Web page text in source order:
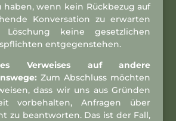
wenn kein Rückbezug auf
Konversation zu erwarten
keine gesetzlichen
entgegenstehen.
Verweises auf andere
Zum Abschluss möchten
dass wir uns aus Gründen
vorbehalten, Anfragen über
zu beantworten. Das ist der Fall,